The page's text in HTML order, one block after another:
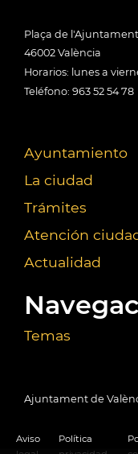
Plaça de l'Ajuntament
46002 València
Horarios: lunes a
Teléfono: 963 52 54 78
Ayuntamiento
La ciudad
Trámites
Atención
Actualidad
Temas
Ajuntament de
Aviso
Política